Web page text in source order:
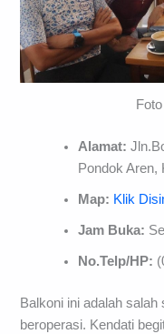
Alamat:
Pondok Aren,
Map: Klik
Jam Buka:
No.Telp/HP:
Balkoni ini adalah
beroperasi. Kendati